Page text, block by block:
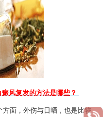
癜风复发的方法是哪些？
面，外伤与日晒，也是比较